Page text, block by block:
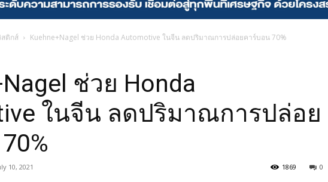
สติกส์ Kuehne+Nagel ช่วย Honda Automotive ในจีน ลดปริมาณการปล่อยคาร์บอน 70%
ช่วย Honda
ในจีน ลดปริมาณการปล่อย
10, 2021 0
1869